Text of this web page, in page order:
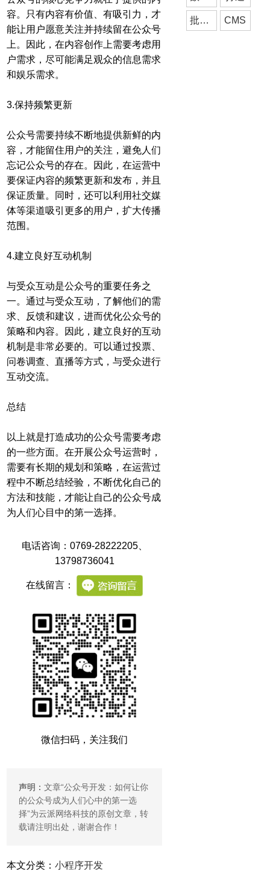
容。只有内容有价值、有吸引力，才
能让用户愿意关注并持续留在公众号
上。因此，在内容创作上需要考虑用
户需求，尽可能满足观众的信息需求
和娱乐需求。
3.保持频繁更新
公众号需要持续不断地提供新鲜的内
容，才能留住用户的关注，避免人们
忘记公众号的存在。因此，在运营中
要保证内容的频繁更新和发布，并且
保证质量。同时，还可以利用社交媒
体等渠道吸引更多的用户，扩大传播
范围。
4.建立良好互动机制
与受众互动是公众号的重要任务之
一。通过与受众互动，了解他们的需
求、反馈和建议，进而优化公众号的
策略和内容。因此，建立良好的互动
机制是非常必要的。可以通过投票、
问卷调查、直播等方式，与受众进行
互动交流。
总结
以上就是打造成功的公众号需要考虑
的一些方面。在开展公众号运营时，
需要有长期的规划和策略，在运营过
程中不断总结经验，不断优化自己的
方法和技能，才能让自己的公众号成
为人们心目中的第一选择。
电话咨询：0769-28222205、
13798736041
在线留言：
微信扫码，关注我们
声明：文章“公众号开发：如何让你
的公众号成为人们心中的第一选
择”为云派网络科技的原创文章，转
载请注明出处，谢谢合作！
本文分类：小程序开发
批发商城 CMS